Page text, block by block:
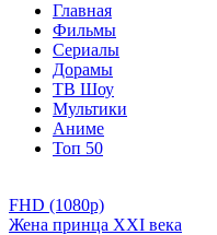
Главная
Фильмы
Сериалы
Дорамы
ТВ Шоу
Мультики
Аниме
Топ 50
FHD (1080p)
Жена принца XXI века